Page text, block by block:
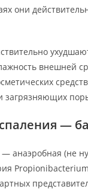
они
внешней
загрязняющих
—
— анаэробная (не